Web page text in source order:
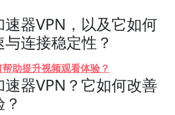
器VPN，以及它如何
连接稳定性？
助提升视频观看体验？
器VPN？它如何改善